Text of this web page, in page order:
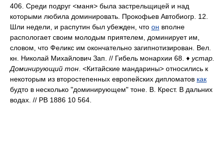
406. Среди подруг <маня> была застрельщицей и над
которыми любила доминировать. Прокофьев Автобиогр. 12.
Шли недели, и распутин был убежден, что он вполне
распологает своим молодым приятелем, доминирует им,
словом, что Феликс им окончательно загипнотизирован. Вел.
кн. Николай Михайлович Зап. // Гибель монархии 68. ♦ устар.
Доминирующий тон . <Китайские мандарины> относились к
некоторым из второстепенных европейских дипломатов как
будто в несколько "доминирующем" тоне. В. Крест. В дальних
водах. // РВ 1886 10 564.